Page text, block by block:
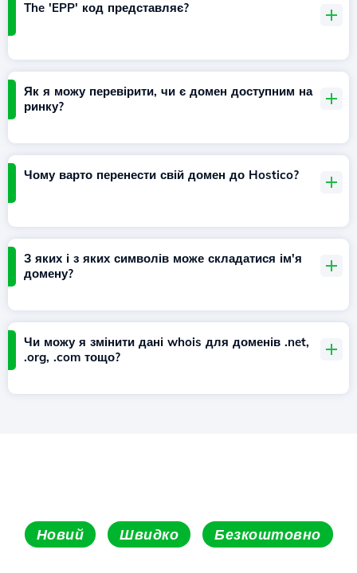
The 'EPP' код представляє?
Як я можу перевірити, чи є домен доступним на
ринку?
Чому варто перенести свій домен до Hostico?
З яких і з яких символів може складатися ім'я
домену?
Чи можу я змінити дані whois для доменів .net,
.org, .com тощо?
Новий Швидко Безкоштовно